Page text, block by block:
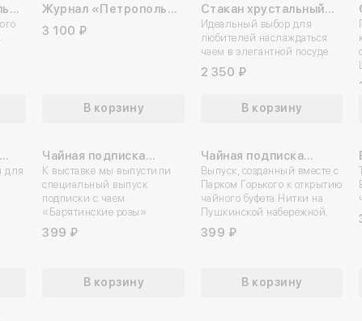
Журнал «Петрополь»
№003
3 100 ₽
В корзину
Стакан хрустальный
Бахметьевский завод
Идеальный выбор для
любителей наслаждаться
чаем в элегантной посуде.
2 350 ₽
В корзину
для
Чайная подписка
«Барятинская»
К выставке мы выпустили
специальный выпуск
подписки с чаем
«Барятинские розы»
399 ₽
В корзину
НОВИНКА
Чайная подписка
«Бетти»
Выпуск, созданный вместе с
Парком Горького к открытию
чайного буфета Нитки на
Пушкинской набережной.
399 ₽
В корзину